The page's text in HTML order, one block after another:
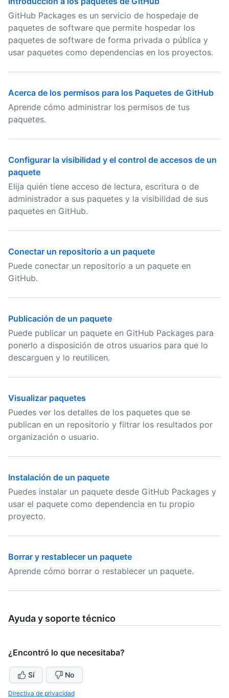
GitHub Packages es un servicio de hospedaje de
paquetes de software que permite hospedar los
paquetes de software de forma privada o pública y
usar paquetes como dependencias en los proyectos.
Acerca de los permisos para los Paquetes de GitHub
Aprende cómo administrar los permisos de tus
paquetes.
Configurar la visibilidad y el control de accesos de un
paquete
Elija quién tiene acceso de lectura, escritura o de
administrador a sus paquetes y la visibilidad de sus
paquetes en GitHub.
Conectar un repositorio a un paquete
Puede conectar un repositorio a un paquete en
GitHub.
Publicación de un paquete
Puede publicar un paquete en GitHub Packages para
ponerlo a disposición de otros usuarios para que lo
descarguen y lo reutilicen.
Visualizar paquetes
Puedes ver los detalles de los paquetes que se
publican en un repositorio y filtrar los resultados por
organización o usuario.
Instalación de un paquete
Puedes instalar un paquete desde GitHub Packages y
usar el paquete como dependencia en tu propio
proyecto.
Borrar y restablecer un paquete
Aprende cómo borrar o restablecer un paquete.
Ayuda y soporte técnico
¿Encontró lo que necesitaba?
Sí No
Directiva de privacidad